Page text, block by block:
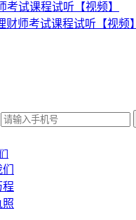
考试课程试听【视频】
财师考试课程试听【视频】
程
照